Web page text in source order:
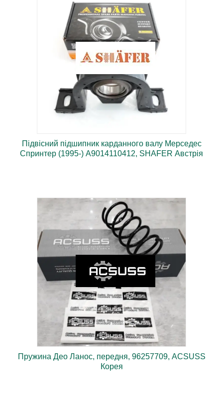
якості.
Надійні та якісні австрійські
запчастини. Допоможемо правильно
підібрати модель.
Підвісний підшипник карданного валу Мерседес
Спринтер (1995-) A9014110412, SHAFER Австрія
Пружина Део Ланос, передня, 96257709, ACSUSS
Корея